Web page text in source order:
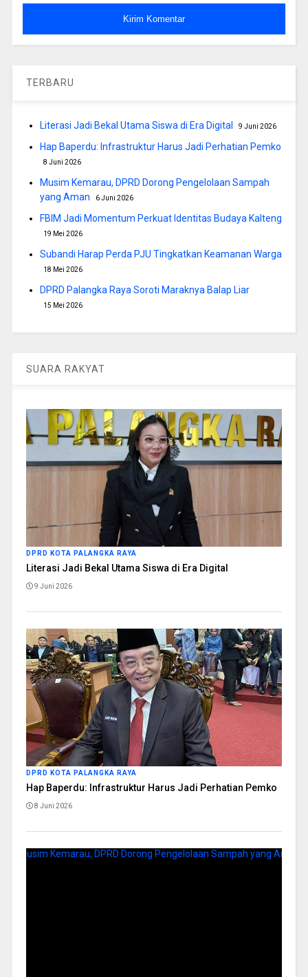
TERBARU
Literasi Jadi Bekal Utama Siswa di Era Digital 9 Juni 2026
Hap Baperdu: Infrastruktur Harus Jadi Perhatian Pemko
8 Juni 2026
Musim Kemarau, DPRD Dorong Pengelolaan Sampah
yang Aman
6 Juni 2026
FBIM Jadi Momentum Perkuat Identitas Budaya Kalteng
19 Mei 2026
Subandi Harap Perda PJU Tingkatkan Keamanan Warga
18 Mei 2026
DPRD Palangka Raya Soroti Maraknya Balap Liar
15 Mei 2026
SUARA RAKYAT
DPRD KOTA PALANGKA RAYA
Literasi Jadi Bekal Utama Siswa di Era Digital
9 Juni 2026
DPRD KOTA PALANGKA RAYA
Hap Baperdu: Infrastruktur Harus Jadi Perhatian Pemko
8 Juni 2026